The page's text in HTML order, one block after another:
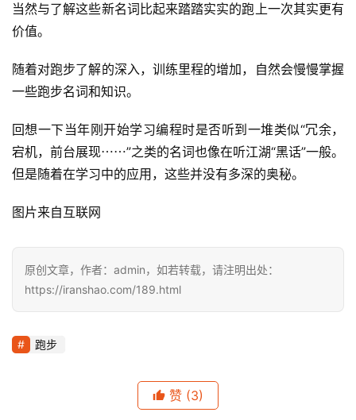
训
视
用
户
选
动
集
当然与了解这些新名词比起来踏踏实实的跑上一次其实更有
价值。
随着对跑步了解的深入，训练里程的增加，自然会慢慢掌握
一些跑步名词和知识。
回想一下当年刚开始学习编程时是否听到一堆类似“冗余，
宕机，前台展现⋯⋯”之类的名词也像在听江湖“黑话”一般。
但是随着在学习中的应用，这些并没有多深的奥秘。
图片来自互联网
原创文章，作者：admin，如若转载，请注明出处：
https://iranshao.com/189.html
跑步
赞 (3)